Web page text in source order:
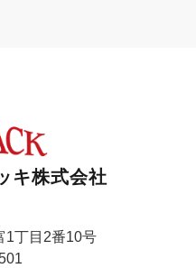
キ株式会社
1丁目2番10号